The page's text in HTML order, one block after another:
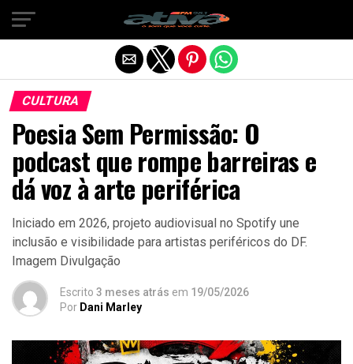
CULTURA
Poesia Sem Permissão: O
podcast que rompe barreiras e
dá voz à arte periférica
Iniciado em 2026, projeto audiovisual no Spotify une
inclusão e visibilidade para artistas periféricos do DF.
Imagem Divulgação
Escrito 3 meses atrás em 19/05/2026
Por Dani Marley
Sair da versão mobile